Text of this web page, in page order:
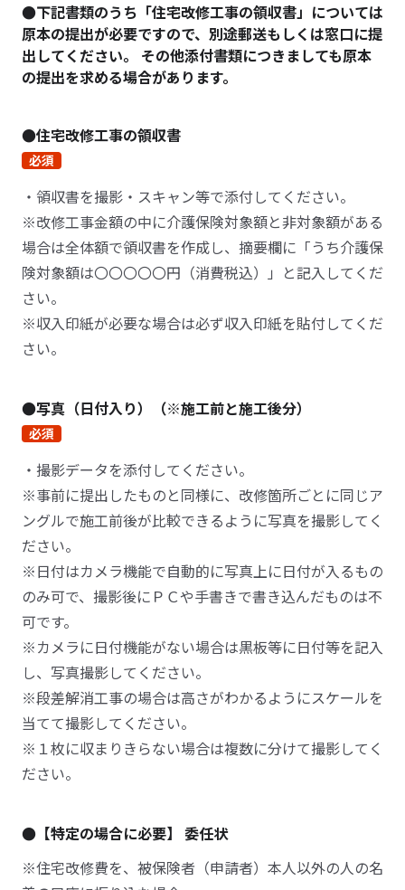
●下記書類のうち「住宅改修工事の領収書」については
原本の提出が必要ですので、別途郵送もしくは窓口に提
出してください。 その他添付書類につきましても原本
の提出を求める場合があります。
●住宅改修工事の領収書
必須
・領収書を撮影・スキャン等で添付してください。
※改修工事金額の中に介護保険対象額と非対象額がある
場合は全体額で領収書を作成し、摘要欄に「うち介護保
険対象額は〇〇〇〇〇円（消費税込）」と記入してくだ
さい。
※収入印紙が必要な場合は必ず収入印紙を貼付してくだ
さい。
●写真（日付入り）（※施工前と施工後分）
必須
・撮影データを添付してください。
※事前に提出したものと同様に、改修箇所ごとに同じア
ングルで施工前後が比較できるように写真を撮影してく
ださい。
※日付はカメラ機能で自動的に写真上に日付が入るもの
のみ可で、撮影後にＰＣや手書きで書き込んだものは不
可です。
※カメラに日付機能がない場合は黒板等に日付等を記入
し、写真撮影してください。
※段差解消工事の場合は高さがわかるようにスケールを
当てて撮影してください。
※１枚に収まりきらない場合は複数に分けて撮影してく
ださい。
●【特定の場合に必要】 委任状
※住宅改修費を、被保険者（申請者）本人以外の人の名